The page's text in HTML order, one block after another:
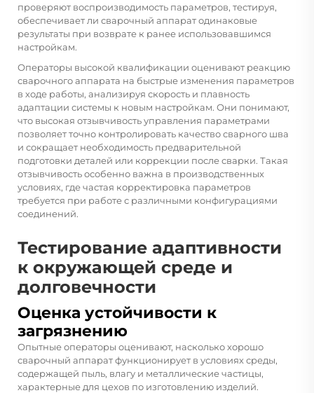
проверяют воспроизводимость параметров, тестируя,
обеспечивает ли сварочный аппарат одинаковые
результаты при возврате к ранее использовавшимся
настройкам.
Операторы высокой квалификации оценивают реакцию
сварочного аппарата на быстрые изменения параметров
в ходе работы, анализируя скорость и плавность
адаптации системы к новым настройкам. Они понимают,
что высокая отзывчивость управления параметрами
позволяет точно контролировать качество сварного шва
и сокращает необходимость предварительной
подготовки деталей или коррекции после сварки. Такая
отзывчивость особенно важна в производственных
условиях, где частая корректировка параметров
требуется при работе с различными конфигурациями
соединений.
Тестирование адаптивности
к окружающей среде и
долговечности
Оценка устойчивости к
загрязнению
Опытные операторы оценивают, насколько хорошо
сварочный аппарат функционирует в условиях среды,
содержащей пыль, влагу и металлические частицы,
характерные для цехов по изготовлению изделий.